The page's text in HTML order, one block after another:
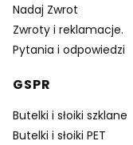
Nadaj Zwrot
Zwroty i reklamacje.
Pytania i odpowiedzi
GSPR
Butelki i słoiki szklane
Butelki i słoiki PET